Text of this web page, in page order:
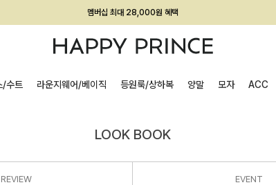
회원전용 아울렛, 가입하면 ~60% 할인!
멤버십 최대 28,000원 혜택
/수트 라운지웨어/베이직 등원룩/상하복 양말 모자 ACC
LOOK BOOK
REVIEW EVENT